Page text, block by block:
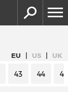
EU | US | UK
43 44 45